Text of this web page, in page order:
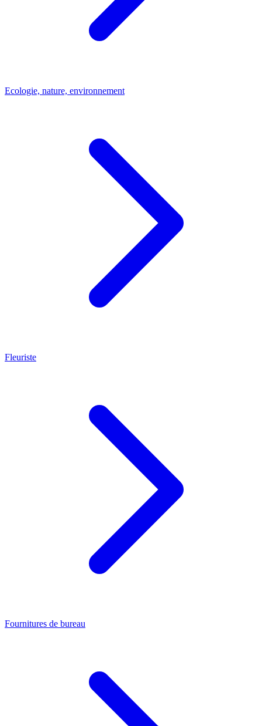
Ecologie, nature, environnement
Fleuriste
Fournitures de bureau